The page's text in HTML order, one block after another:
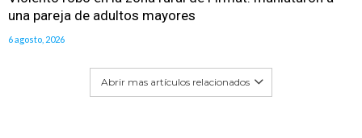
una pareja de adultos mayores
6 agosto, 2026
Abrir mas artículos relacionados